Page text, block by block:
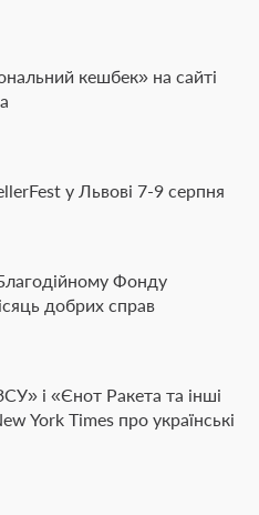
кешбек» на сайті
у Львові 7-9 серпня
Фонду
добрих справ
і «Єнот Ракета та інші
York Times про українські